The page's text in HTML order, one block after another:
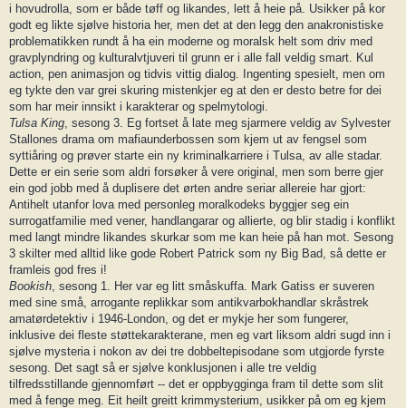
i hovudrolla, som er både tøff og likandes, lett å heie på. Usikker på kor
godt eg likte sjølve historia her, men det at den legg den anakronistiske
problematikken rundt å ha ein moderne og moralsk helt som driv med
gravplyndring og kulturalvtjuveri til grunn er i alle fall veldig smart. Kul
action, pen animasjon og tidvis vittig dialog. Ingenting spesielt, men om
eg tykte den var grei skuring mistenkjer eg at den er desto betre for dei
som har meir innsikt i karakterar og spelmytologi.
Tulsa King , sesong 3. Eg fortset å late meg sjarmere veldig av Sylvester
Stallones drama om mafiaunderbossen som kjem ut av fengsel som
syttiåring og prøver starte ein ny kriminalkarriere i Tulsa, av alle stadar.
Dette er ein serie som aldri forsøker å vere original, men som berre gjer
ein god jobb med å duplisere det ørten andre seriar allereie har gjort:
Antihelt utanfor lova med personleg moralkodeks byggjer seg ein
surrogatfamilie med vener, handlangarar og allierte, og blir stadig i konflikt
med langt mindre likandes skurkar som me kan heie på han mot. Sesong
3 skilter med alltid like gode Robert Patrick som ny Big Bad, så dette er
framleis god fres i!
Bookish , sesong 1. Her var eg litt småskuffa. Mark Gatiss er suveren
med sine små, arrogante replikkar som antikvarbokhandlar skråstrek
amatørdetektiv i 1946-London, og det er mykje her som fungerer,
inklusive dei fleste støttekarakterane, men eg vart liksom aldri sugd inn i
sjølve mysteria i nokon av dei tre dobbeltepisodane som utgjorde fyrste
sesong. Det sagt så er sjølve konklusjonen i alle tre veldig
tilfredsstillande gjennomført -- det er oppbygginga fram til dette som slit
med å fenge meg. Eit heilt greitt krimmysterium, usikker på om eg kjem